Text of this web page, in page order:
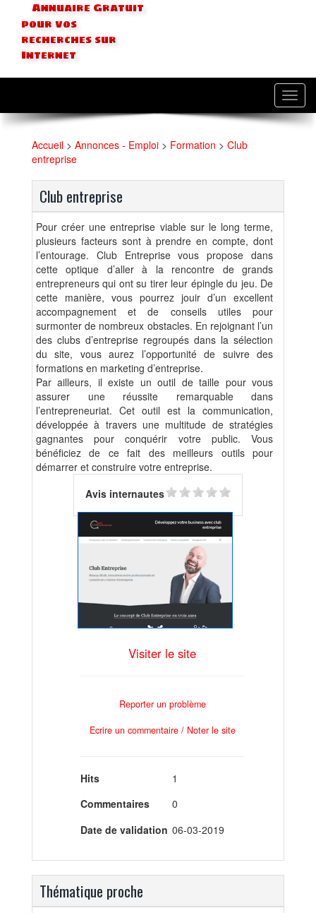
Annuaire Gratuit
pour vos
recherches sur
Internet
Accueil > Annonces - Emploi > Formation > Club
entreprise
Club entreprise
Pour créer une entreprise viable sur le long terme,
plusieurs facteurs sont à prendre en compte, dont
l’entourage. Club Entreprise vous propose dans
cette optique d’aller à la rencontre de grands
entrepreneurs qui ont su tirer leur épingle du jeu. De
cette manière, vous pourrez jouir d’un excellent
accompagnement et de conseils utiles pour
surmonter de nombreux obstacles. En rejoignant l’un
des clubs d’entreprise regroupés dans la sélection
du site, vous aurez l’opportunité de suivre des
formations en marketing d’entreprise.
Par ailleurs, il existe un outil de taille pour vous
assurer une réussite remarquable dans
l’entrepreneuriat. Cet outil est la communication,
développée à travers une multitude de stratégies
gagnantes pour conquérir votre public. Vous
bénéficiez de ce fait des meilleurs outils pour
démarrer et construire votre entreprise.
Avis internautes
Visiter le site
Reporter un problème
Ecrire un commentaire / Noter le site
Hits
1
Commentaires
0
Date de validation 06-03-2019
Thématique proche